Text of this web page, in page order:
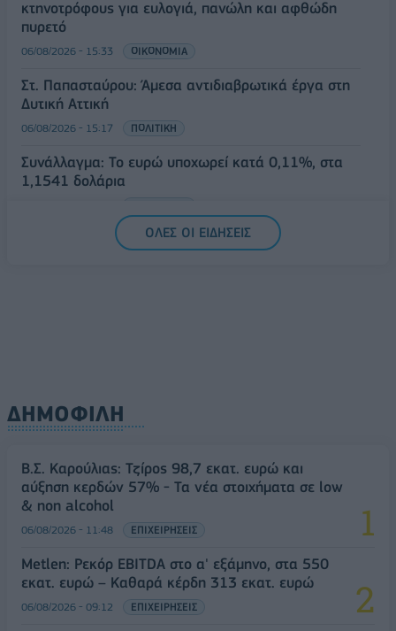
κτηνοτρόφους για ευλογιά, πανώλη και αφθώδη
πυρετό
06/08/2026 - 15:33 ΟΙΚΟΝΟΜΙΑ
Στ. Παπασταύρου: Άμεσα αντιδιαβρωτικά έργα στη
Δυτική Αττική
06/08/2026 - 15:17 ΠΟΛΙΤΙΚΗ
Συνάλλαγμα: Το ευρώ υποχωρεί κατά 0,11%, στα
1,1541 δολάρια
ΟΛΕΣ ΟΙ ΕΙΔΗΣΕΙΣ
ΔΗΜΟΦΙΛΗ
Β.Σ. Καρούλιας: Τζίρος 98,7 εκατ. ευρώ και
αύξηση κερδών 57% - Τα νέα στοιχήματα σε low
& non alcohol
06/08/2026 - 11:48 ΕΠΙΧΕΙΡΗΣΕΙΣ
Metlen: Ρεκόρ EBITDA στο α' εξάμηνο, στα 550
εκατ. ευρώ – Καθαρά κέρδη 313 εκατ. ευρώ
06/08/2026 - 09:12 ΕΠΙΧΕΙΡΗΣΕΙΣ